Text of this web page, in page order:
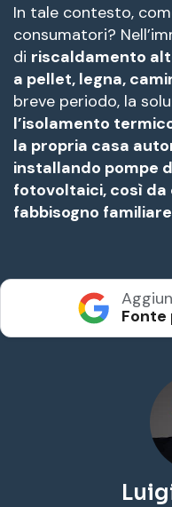
In tale contesto,
consumatori?
di riscaldamento
a pellet, legna,
breve periodo, la
l’isolamento
la propria casa
installando pompe
fotovoltaici, così da
fabbisogno
Fonte